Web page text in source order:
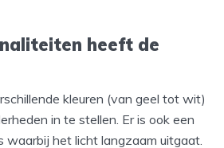
heeft de
kleuren (van geel tot wit)
in te stellen. Er is ook een
waarbij het licht langzaam uitgaat.